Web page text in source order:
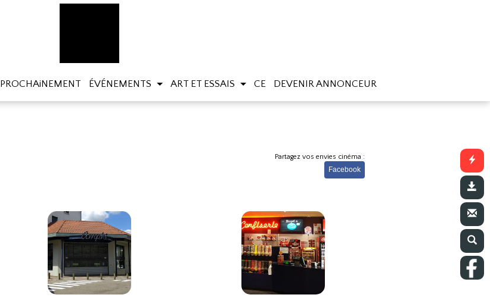
PROCHAiNEMENT ÉVÉNEMENTS ART ET ESSAIS CE DEVENIR ANNONCEUR
Partagez vos envies cinéma :
Facebook